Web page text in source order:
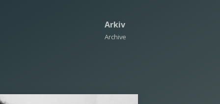
Arkiv
Archive